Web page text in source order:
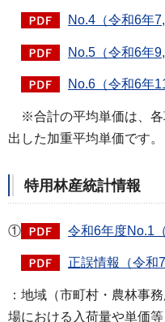
No.4（令和6年
No.5（令和6年
No.6（令和6年
※合計の平均単価は、各
出した加重平均単価です。
特用林産統計情報
① 令和6年度No.1
正誤情報（令和
：地域（市町村・農林事
場における入荷量や単価等